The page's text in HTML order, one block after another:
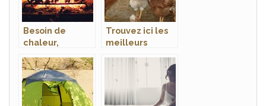
Besoin de
chaleur,
parasol
chauffant
Trouvez ici les
meilleurs
débuter dans
l’élevage!